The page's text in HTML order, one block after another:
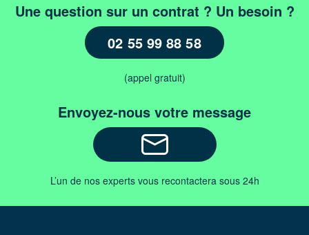
d’achat
logement
Une question sur un contrat ? Un besoin ?
02 55 99 88 58
(appel gratuit)
Envoyez-nous votre message
L’un de nos experts vous recontactera sous 24h